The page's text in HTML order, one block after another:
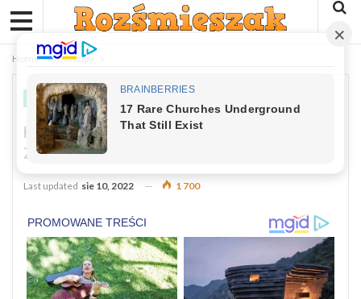
Home Dowcipy
DOWCIPY
Kawał: Facet Śledził Taksówką Swoją
Żonę.
Last updated sie 10, 2022 1 700